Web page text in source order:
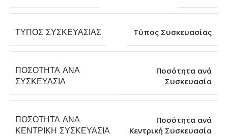
ΤΎΠΟΣ ΣΥΣΚΕΥΑΣΊΑΣ Τύπος Συσκευασίας
ΠΟΣΌΤΗΤΑ ΑΝΆ
ΣΥΣΚΕΥΑΣΊΑ
Ποσότητα ανά
Συσκευασία
ΠΟΣΌΤΗΤΑ ΑΝΆ
ΚΕΝΤΡΙΚΉ ΣΥΣΚΕΥΑΣΊΑ
Ποσότητα ανά
Κεντρική Συσκευασία